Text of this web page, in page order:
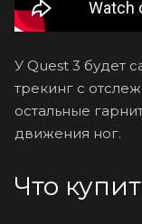
У Quest 3 будет
трекинг с
остальные
движения ног.
Что